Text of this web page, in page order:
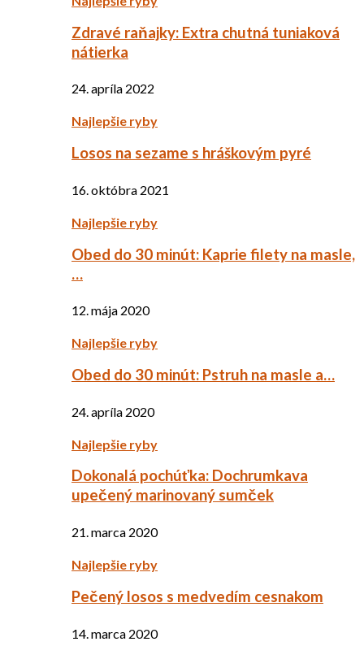
Zdravé raňajky: Extra chutná tuniaková
nátierka
24. apríla 2022
Najlepšie ryby
Losos na sezame s hráškovým pyré
16. októbra 2021
Najlepšie ryby
Obed do 30 minút: Kaprie filety na masle,
…
12. mája 2020
Najlepšie ryby
Obed do 30 minút: Pstruh na masle a…
24. apríla 2020
Najlepšie ryby
Dokonalá pochúťka: Dochrumkava
upečený marinovaný sumček
21. marca 2020
Najlepšie ryby
Pečený losos s medvedím cesnakom
14. marca 2020